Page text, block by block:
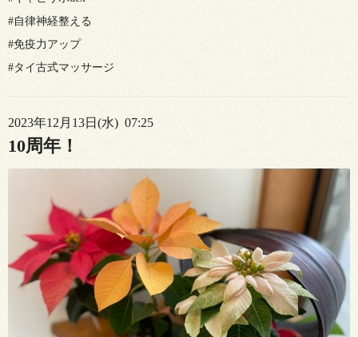
#自律神経整える
#免疫力アップ
#タイ古式マッサージ
2023年12月13日(水) 07:25
10周年！